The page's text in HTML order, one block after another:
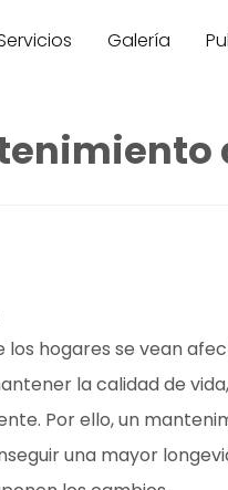
Galería
los hogares se vean
la calidad de
Por ello,un
una mayor